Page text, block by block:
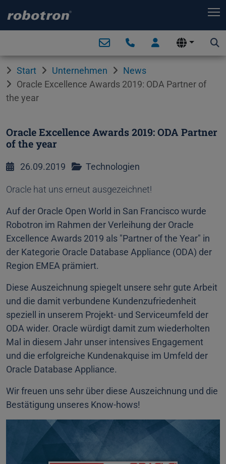
Start Unternehmen
News
Oracle Excellence Awards 2019: ODA Partner of
the year
Oracle Excellence Awards 2019: ODA Partner
of the year
26.09.2019 Technologien
Oracle hat uns erneut ausgezeichnet!
Auf der Oracle Open World in San Francisco wurde
Robotron im Rahmen der Verleihung der Oracle
Excellence Awards 2019 als "Partner of the Year" in
der Kategorie Oracle Database Appliance (ODA) der
Region EMEA prämiert.
Diese Auszeichnung spiegelt unsere sehr gute Arbeit
und die damit verbundene Kundenzufriedenheit
speziell in unserem Projekt- und Serviceumfeld der
ODA wider. Oracle würdigt damit zum wiederholten
Mal in diesem Jahr unser intensives Engagement
und die erfolgreiche Kundenakquise im Umfeld der
Oracle Database Appliance.
Wir freuen uns sehr über diese Auszeichnung und die
Bestätigung unseres Know-hows!